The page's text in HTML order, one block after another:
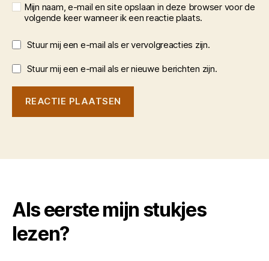
Mijn naam, e-mail en site opslaan in deze browser voor de
volgende keer wanneer ik een reactie plaats.
Stuur mij een e-mail als er vervolgreacties zijn.
Stuur mij een e-mail als er nieuwe berichten zijn.
Als eerste mijn stukjes
lezen?